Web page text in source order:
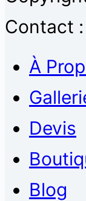
Contact
À
Devis
Blog